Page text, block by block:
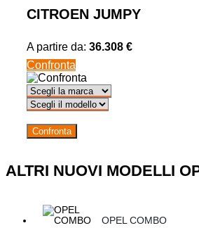
CITROEN JUMPY
A partire da: 36.308 €
Confronta
Confronta
ALTRI NUOVI MODELLI
OPEL COMBO